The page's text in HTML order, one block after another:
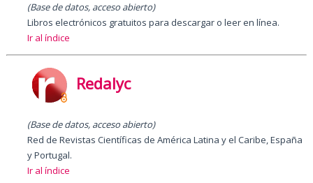
(Base de datos, acceso abierto)
Libros electrónicos gratuitos para descargar o leer en línea.
Ir al índice
Redalyc
(Base de datos, acceso abierto)
Red de Revistas Científicas de América Latina y el Caribe, España
y Portugal.
Ir al índice